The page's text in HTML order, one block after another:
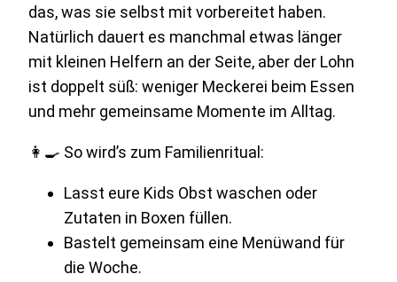
das, was sie selbst mit vorbereitet haben.
Natürlich dauert es manchmal etwas länger
mit kleinen Helfern an der Seite, aber der Lohn
ist doppelt süß: weniger Meckerei beim Essen
und mehr gemeinsame Momente im Alltag.
👩‍🍳 So wird’s zum Familienritual:
Lasst eure Kids Obst waschen oder
Zutaten in Boxen füllen.
Bastelt gemeinsam eine Menüwand für
die Woche.